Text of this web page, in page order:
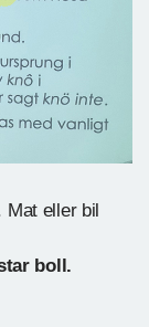
Mat eller bil
boll.